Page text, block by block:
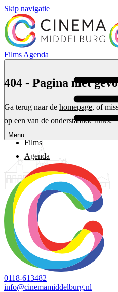
Skip navigatie
Films Agenda
Menu
404 - Pagina niet
Ga terug naar de homepage, of
op een van de onderstaande links:
Films
Agenda
0118-613482
info@cinemamiddelburg.nl